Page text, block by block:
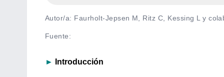
Autor/a: Faurholt-Jepsen M, Ritz C, Kessing L y
Fuente:
► Introducción